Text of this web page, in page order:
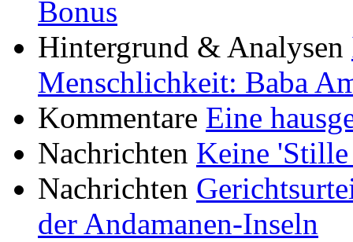
Bonus
Hintergrund & Analysen
Menschlichkeit: Baba
Kommentare Eine
Nachrichten Keine
Nachrichten
der Andamanen-Inseln